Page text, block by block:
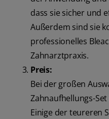
dass sie sicher und
Außerdem sind sie
professionelles
Zahnarztpraxis.
Preis:
Bei der großen
Zahnaufhellungs-
Einige der teureren